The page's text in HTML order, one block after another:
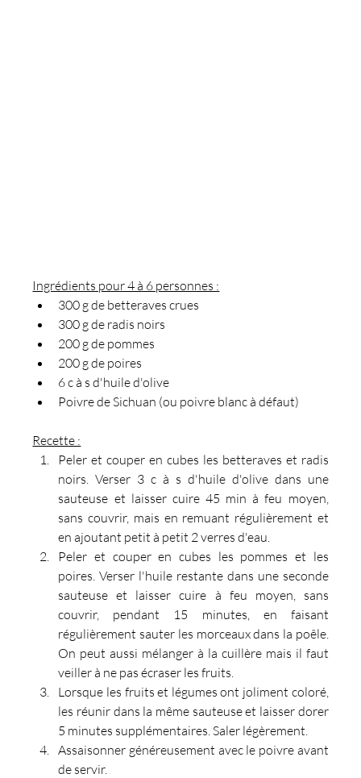
Ingrédients pour 4 à 6 personnes :
300 g de betteraves crues
300 g de radis noirs
200 g de pommes
200 g de poires
6 c à s d'huile d'olive
Poivre de Sichuan (ou poivre blanc à défaut)
Recette :
Peler et couper en cubes les betteraves et radis
noirs. Verser 3 c à s d'huile d'olive dans une
sauteuse et laisser cuire 45 min à feu moyen,
sans couvrir, mais en remuant régulièrement et
en ajoutant petit à petit 2 verres d'eau.
Peler et couper en cubes les pommes et les
poires. Verser l'huile restante dans une seconde
sauteuse et laisser cuire à feu moyen, sans
couvrir, pendant 15 minutes, en faisant
régulièrement sauter les morceaux dans la poêle.
On peut aussi mélanger à la cuillère mais il faut
veiller à ne pas écraser les fruits.
Lorsque les fruits et légumes ont joliment coloré,
les réunir dans la même sauteuse et laisser dorer
5 minutes supplémentaires. Saler légèrement.
Assaisonner généreusement avec le poivre avant
de servir.